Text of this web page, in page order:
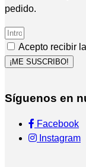
pedido.
Acepto recibir
¡ME SUSCRIBO!
Síguenos en
Facebook
Instagram